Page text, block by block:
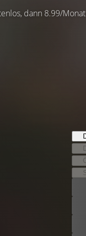
dann 8.99/